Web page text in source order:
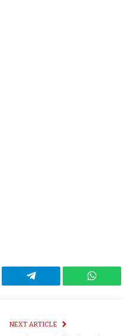
Telegram
NEXT ARTICLE